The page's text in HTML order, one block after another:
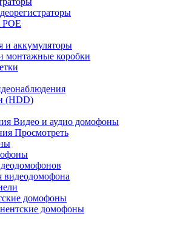
и аккумуляторы
монтажные коробки
(HDD)
Видео и аудио домофоны
Просмотреть
домофоны
домофоны